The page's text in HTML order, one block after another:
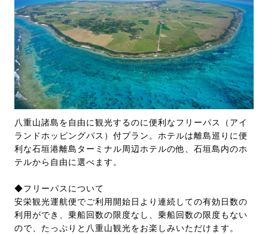
八重山諸島を自由に観光するのに便利なフリーパス（アイ
ランドホッピングパス）付プラン。ホテルは離島巡りに便
利な石垣港離島ターミナル周辺ホテルの他、石垣島内のホ
テルから自由に選べます。
◆フリーパスについて
安栄観光運航便でご利用開始日より連続しての有効日数の
利用ができ、乗船回数の限度なし、乗船回数の限度もない
ので、たっぷりと八重山観光をお楽しみいただけます。